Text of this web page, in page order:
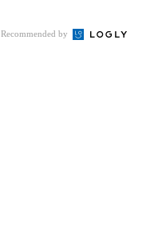
る？
Recommended by